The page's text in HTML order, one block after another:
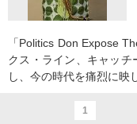
「Politics Don Expose
クス・ライン、キャッ
し、今の時代を痛烈に映
1